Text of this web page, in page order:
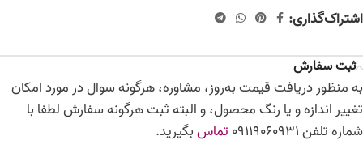
اشتراک‌گذاری:
ثبت سفارش
به منظور دریافت قیمت به‌روز، مشاوره، هرگونه سوال در مورد امکان
تغییر اندازه و یا رنگ محصول، و البته ثبت هرگونه سفارش لطفا با
شماره تلفن 09119060931
تماسبگیرید.